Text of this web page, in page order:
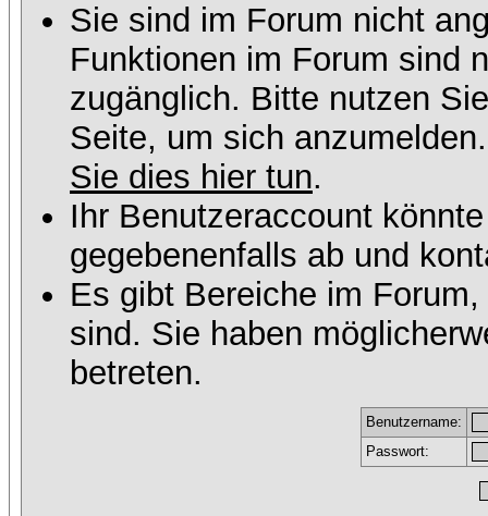
Sie sind im Forum nicht
Funktionen im Forum sind
zugänglich. Bitte nutzen
Seite, um sich
Sie dies hier tun.
Ihr Benutzeraccount
gegebenenfalls ab und
Es gibt Bereiche im
sind. Sie haben
betreten.
Benutzername:
Passwort: